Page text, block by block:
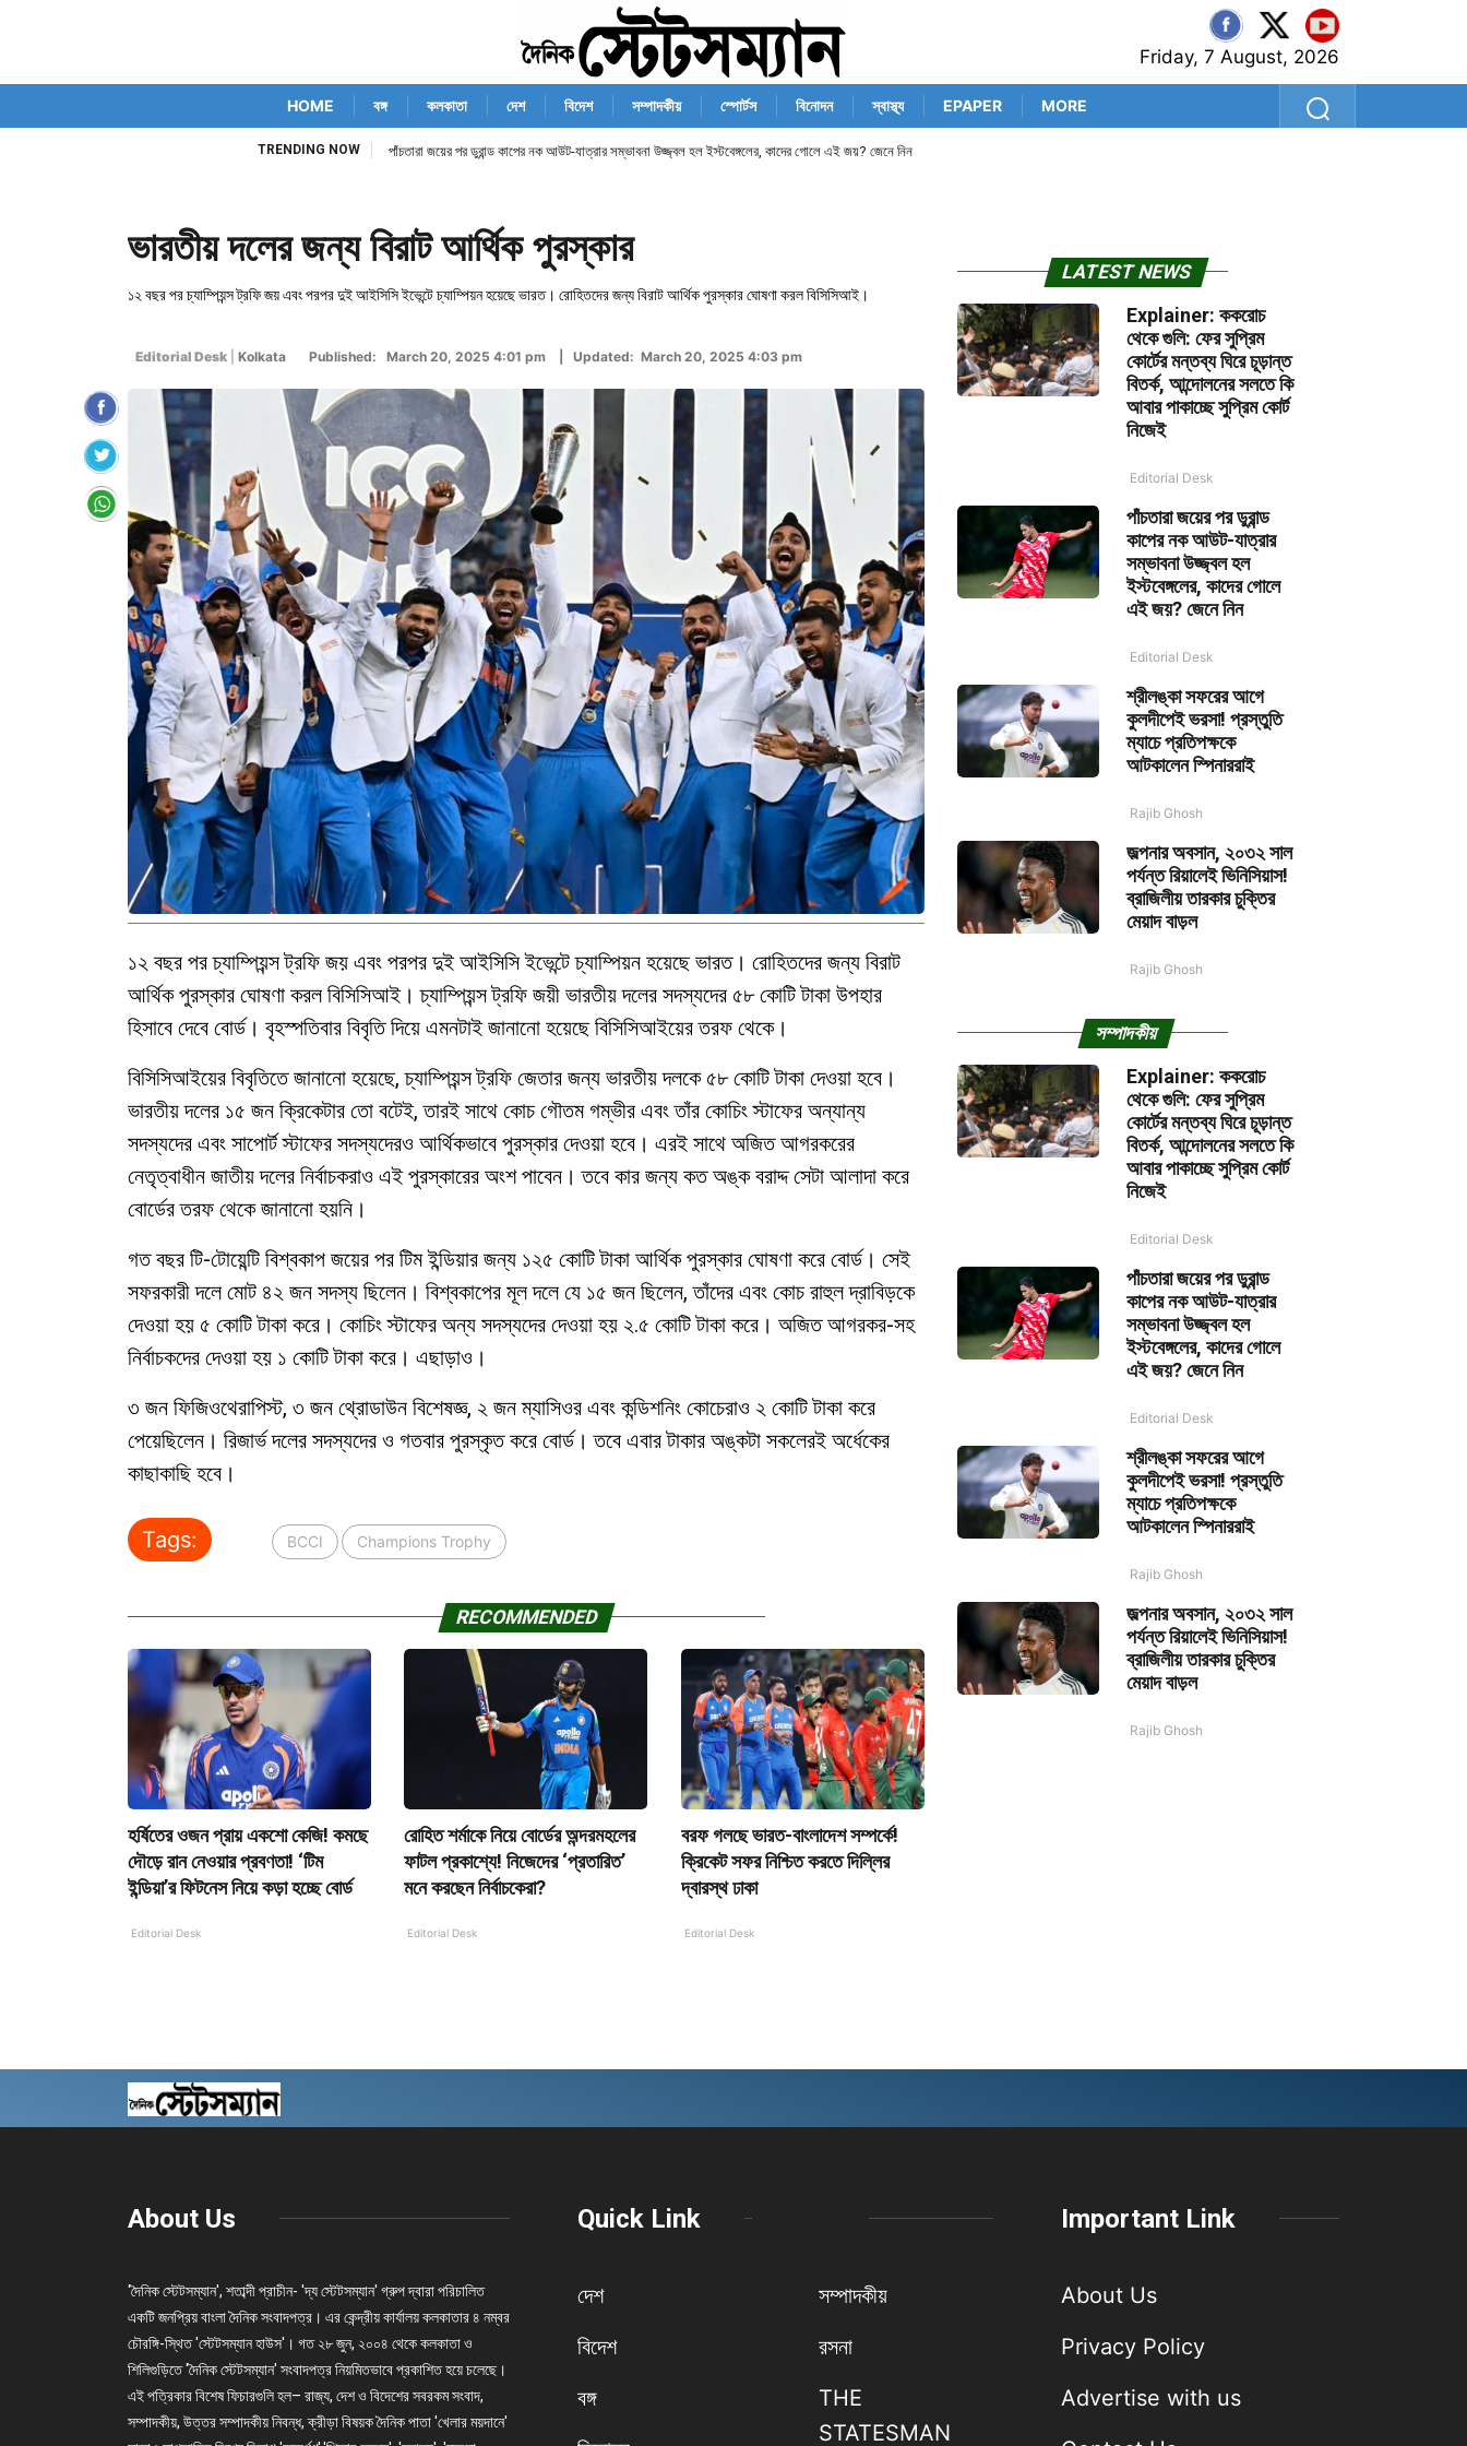
Friday, 7 August, 2026
HOME বঙ্গ কলকাতা দেশ বিদেশ সম্পাদকীয় স্পোর্টস বিনোদন স্বাস্থ্য EPAPER MORE
TRENDING NOW পাঁচতারা জয়ের পর ডুরান্ড কাপের নক আউট-যাত্রার সম্ভাবনা উজ্জ্বল হল ইস্টবেঙ্গলের, কাদের গোলে এই জয়? জেনে নিন
ভারতীয় দলের জন্য বিরাট আর্থিক পুরস্কার
১২ বছর পর চ্যাম্পিয়ন্স ট্রফি জয় এবং পরপর দুই আইসিসি ইভেন্টে চ্যাম্পিয়ন হয়েছে ভারত। রোহিতদের জন্য বিরাট আর্থিক পুরস্কার ঘোষণা করল বিসিসিআই।
Editorial Desk Kolkata Published: March 20, 2025 4:01 pm | Updated: March 20, 2025 4:03 pm
১২ বছর পর চ্যাম্পিয়ন্স ট্রফি জয় এবং পরপর দুই আইসিসি ইভেন্টে চ্যাম্পিয়ন হয়েছে ভারত। রোহিতদের জন্য বিরাট
আর্থিক পুরস্কার ঘোষণা করল বিসিসিআই। চ্যাম্পিয়ন্স ট্রফি জয়ী ভারতীয় দলের সদস্যদের ৫৮ কোটি টাকা উপহার
হিসাবে দেবে বোর্ড। বৃহস্পতিবার বিবৃতি দিয়ে এমনটাই জানানো হয়েছে বিসিসিআইয়ের তরফ থেকে।
বিসিসিআইয়ের বিবৃতিতে জানানো হয়েছে, চ্যাম্পিয়ন্স ট্রফি জেতার জন্য ভারতীয় দলকে ৫৮ কোটি টাকা দেওয়া হবে।
ভারতীয় দলের ১৫ জন ক্রিকেটার তো বটেই, তারই সাথে কোচ গৌতম গম্ভীর এবং তাঁর কোচিং স্টাফের অন্যান্য
সদস্যদের এবং সাপোর্ট স্টাফের সদস্যদেরও আর্থিকভাবে পুরস্কার দেওয়া হবে। এরই সাথে অজিত আগরকরের
নেতৃত্বাধীন জাতীয় দলের নির্বাচকরাও এই পুরস্কারের অংশ পাবেন। তবে কার জন্য কত অঙ্ক বরাদ্দ সেটা আলাদা করে
বোর্ডের তরফ থেকে জানানো হয়নি।
গত বছর টি-টোয়েন্টি বিশ্বকাপ জয়ের পর টিম ইন্ডিয়ার জন্য ১২৫ কোটি টাকা আর্থিক পুরস্কার ঘোষণা করে বোর্ড। সেই
সফরকারী দলে মোট ৪২ জন সদস্য ছিলেন। বিশ্বকাপের মূল দলে যে ১৫ জন ছিলেন, তাঁদের এবং কোচ রাহুল দ্রাবিড়কে
দেওয়া হয় ৫ কোটি টাকা করে। কোচিং স্টাফের অন্য সদস্যদের দেওয়া হয় ২.৫ কোটি টাকা করে। অজিত আগরকর-সহ
নির্বাচকদের দেওয়া হয় ১ কোটি টাকা করে। এছাড়াও।
৩ জন ফিজিওথেরাপিস্ট, ৩ জন থ্রোডাউন বিশেষজ্ঞ, ২ জন ম্যাসিওর এবং কন্ডিশনিং কোচেরাও ২ কোটি টাকা করে
পেয়েছিলেন। রিজার্ভ দলের সদস্যদের ও গতবার পুরস্কৃত করে বোর্ড। তবে এবার টাকার অঙ্কটা সকলেরই অর্ধেকের
কাছাকাছি হবে।
Tags: BCCI Champions Trophy
RECOMMENDED
হর্ষিতের ওজন প্রায় একশো কেজি! কমছে
দৌড়ে রান নেওয়ার প্রবণতা! ‘টিম
ইন্ডিয়া’র ফিটনেস নিয়ে কড়া হচ্ছে বোর্ড
Editorial Desk
রোহিত শর্মাকে নিয়ে বোর্ডের অন্দরমহলের
ফাটল প্রকাশ্যে! নিজেদের ‘প্রতারিত’
মনে করছেন নির্বাচকেরা?
Editorial Desk
বরফ গলছে ভারত-বাংলাদেশ সম্পর্কে!
ক্রিকেট সফর নিশ্চিত করতে দিল্লির
দ্বারস্থ ঢাকা
Editorial Desk
LATEST NEWS
Explainer: ককরোচ
থেকে গুলি: ফের সুপ্রিম
কোর্টের মন্তব্য ঘিরে চূড়ান্ত
বিতর্ক, আন্দোলনের সলতে কি
আবার পাকাচ্ছে সুপ্রিম কোর্ট
নিজেই
Editorial Desk
পাঁচতারা জয়ের পর ডুরান্ড
কাপের নক আউট-যাত্রার
সম্ভাবনা উজ্জ্বল হল
ইস্টবেঙ্গলের, কাদের গোলে
এই জয়? জেনে নিন
Editorial Desk
শ্রীলঙ্কা সফরের আগে
কুলদীপেই ভরসা! প্রস্তুতি
ম্যাচে প্রতিপক্ষকে
আটকালেন স্পিনাররাই
Rajib Ghosh
জল্পনার অবসান, ২০৩২ সাল
পর্যন্ত রিয়ালেই ভিনিসিয়াস!
ব্রাজিলীয় তারকার চুক্তির
মেয়াদ বাড়ল
Rajib Ghosh
সম্পাদকীয়
Explainer: ককরোচ
থেকে গুলি: ফের সুপ্রিম
কোর্টের মন্তব্য ঘিরে চূড়ান্ত
বিতর্ক, আন্দোলনের সলতে কি
আবার পাকাচ্ছে সুপ্রিম কোর্ট
নিজেই
Editorial Desk
পাঁচতারা জয়ের পর ডুরান্ড
কাপের নক আউট-যাত্রার
সম্ভাবনা উজ্জ্বল হল
ইস্টবেঙ্গলের, কাদের গোলে
এই জয়? জেনে নিন
Editorial Desk
শ্রীলঙ্কা সফরের আগে
কুলদীপেই ভরসা! প্রস্তুতি
ম্যাচে প্রতিপক্ষকে
আটকালেন স্পিনাররাই
Rajib Ghosh
জল্পনার অবসান, ২০৩২ সাল
পর্যন্ত রিয়ালেই ভিনিসিয়াস!
ব্রাজিলীয় তারকার চুক্তির
মেয়াদ বাড়ল
Rajib Ghosh
About Us
'দৈনিক স্টেটসম্যান', শতাব্দী প্রাচীন- 'দ্য স্টেটসম্যান' গ্রুপ দ্বারা পরিচালিত
একটি জনপ্রিয় বাংলা দৈনিক সংবাদপত্র। এর কেন্দ্রীয় কার্যালয় কলকাতার ৪ নম্বর
চৌরঙ্গি-স্থিত 'স্টেটসম্যান হাউস'। গত ২৮ জুন, ২০০৪ থেকে কলকাতা ও
শিলিগুড়িতে 'দৈনিক স্টেটসম্যান' সংবাদপত্র নিয়মিতভাবে প্রকাশিত হয়ে চলেছে।
এই পত্রিকার বিশেষ ফিচারগুলি হল– রাজ্য, দেশ ও বিদেশের সবরকম সংবাদ,
সম্পাদকীয়, উত্তর সম্পাদকীয় নিবন্ধ, ক্রীড়া বিষয়ক দৈনিক পাতা 'খেলার ময়দানে'
Quick Link
দেশ
বিদেশ
বঙ্গ
সম্পাদকীয়
রসনা
THE
STATESMAN
Important Link
About Us
Privacy Policy
Advertise with us